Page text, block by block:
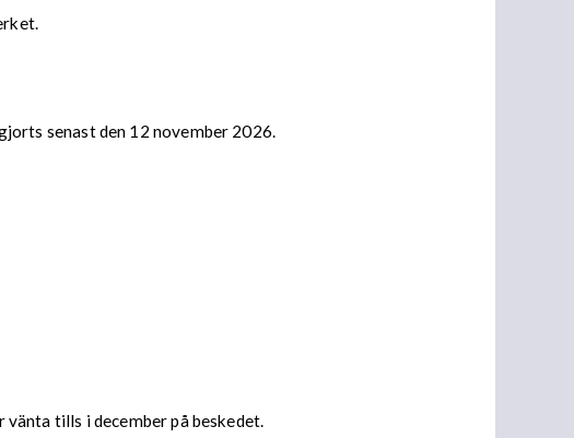
senast den 12 november 2026.
tills i december på beskedet.